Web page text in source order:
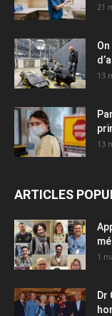
21
13
13
ARTICLES
1
Dr